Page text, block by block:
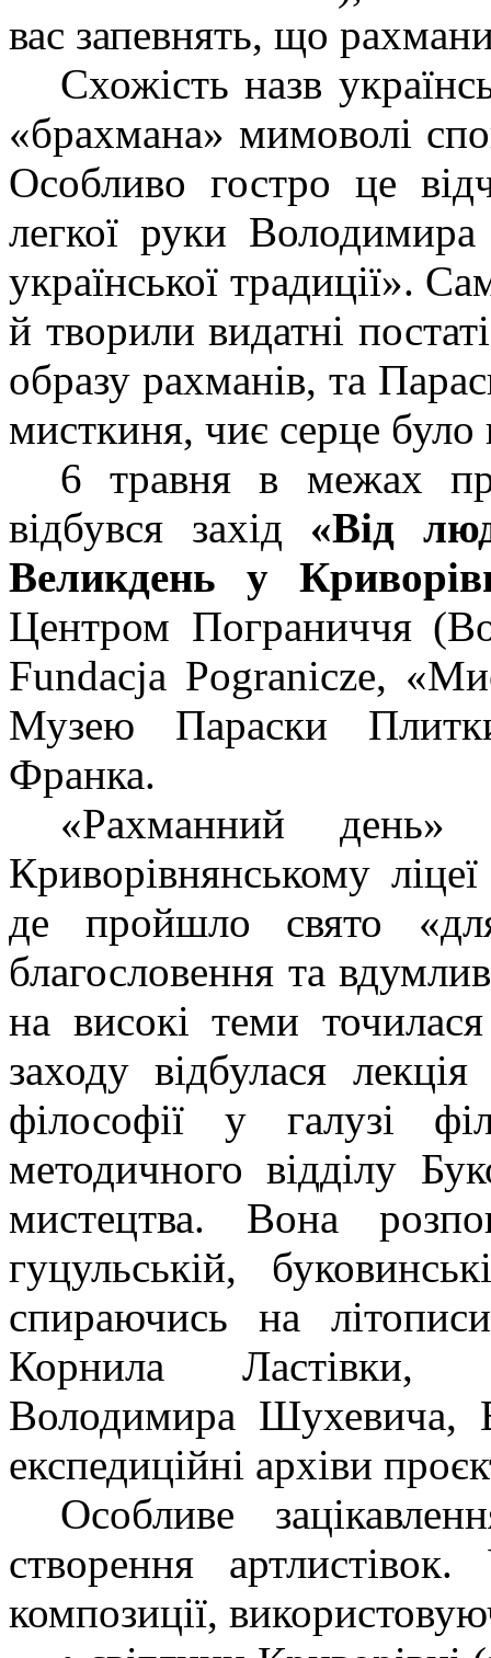
вас запевнять, що
Схожість назв
«брахмана» мимоволі
Особливо гостро це
легкої руки
української традиції».
й творили видатні
образу рахманів, та
мисткиня, чиє серце
6 травня в межах
відбувся захід «Від
Великдень у
Центром Пограниччя
Fundacja Pogranicze,
Музею Параски
Франка.
«Рахманний день»
Криворівнянському
де пройшло свято
благословення та
на високі теми
заходу відбулася
філософії у галузі
методичного відділу
мистецтва. Вона
гуцульській,
спираючись на
Корнила Ластівки,
Володимира Шухевича,
експедиційні архіви
Особливе
створення
композиції,